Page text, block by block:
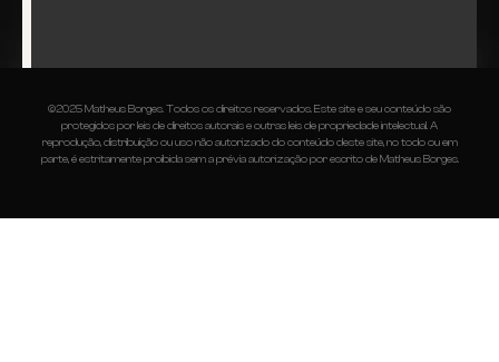
©2025 Matheus Borges. Todos os direitos reservados. Este site e seu conteúdo são
protegidos por leis de direitos autorais e outras leis de propriedade intelectual. A
reprodução, distribuição ou uso não autorizado do conteúdo deste site, no todo ou em
parte, é estritamente proibida sem a prévia autorização por escrito de Matheus Borges.